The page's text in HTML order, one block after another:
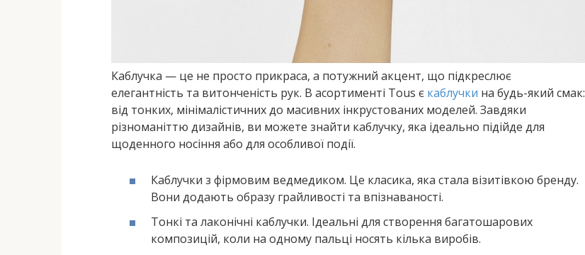
Каблучка — це не просто прикраса, а потужний акцент, що підкреслює
елегантність та витонченість рук. В асортименті Tous є каблучки на будь-який смак:
від тонких, мінімалістичних до масивних інкрустованих моделей. Завдяки
різноманіттю дизайнів, ви можете знайти каблучку, яка ідеально підійде для
щоденного носіння або для особливої події.
Каблучки з фірмовим ведмедиком. Це класика, яка стала візитівкою бренду.
Вони додають образу грайливості та впізнаваності.
Тонкі та лаконічні каблучки. Ідеальні для створення багатошарових
композицій, коли на одному пальці носять кілька виробів.